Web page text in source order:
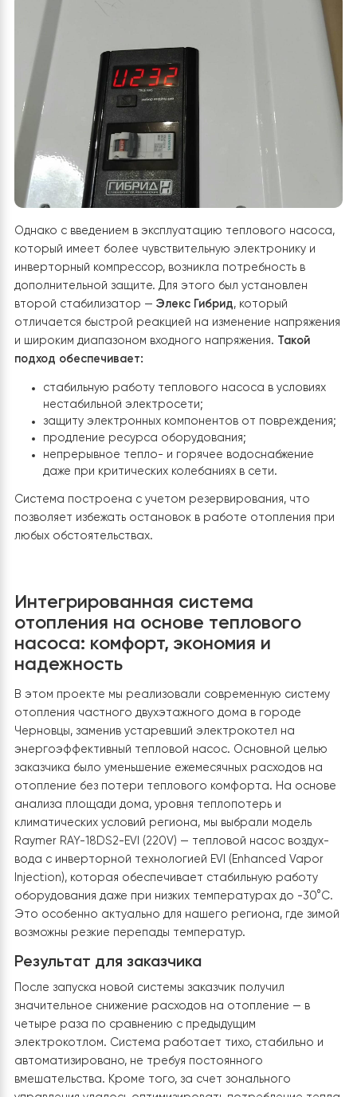
4. Защита системы стабилизаторами
напряжения
Для обеспечения стабильной и безопасной работы
системы отопления была предусмотрена надежная
защита от перепадов напряжения. Еще до
модернизации, в системе уже был установлен
стабилизатор
электрокотел, бойлер и распределительную
контуров отопления. Этот котел остался в системе
альтернативный источник тепла на случай пиковых
нагрузок или аварийной ситуации.
Однако с введением в эксплуатацию теплового
который имеет более чувствительную электронику и
инверторный компрессор, возникла потребность в
дополнительной защите. Для этого был установлен
второй стабилизатор — Элекс Гибрид
, который
отличается быстрой реакцией на изменение
и широким диапазоном входного напряжения.Такой
подход обеспечивает:
нестабильной электросети;
защиту электронных компонентов от
даже при критических колебаниях в сети.
Система построена с учетом резервирования, что
позволяет избежать остановок в работе отопления